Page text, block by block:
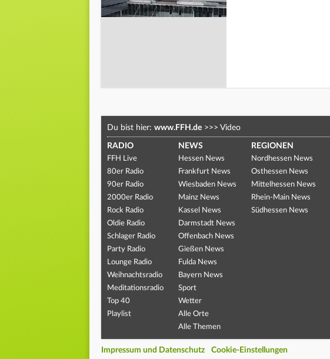
Du bist hier: www.FFH.de >>> Video
RADIO
FFH Live
80er Radio
90er Radio
2000er Radio
Rock Radio
Oldie Radio
Schlager Radio
Party Radio
Lounge Radio
Weihnachtsradio
Meditationsradio
Top 40
Playlist
NEWS
Hessen News
Frankfurt News
Wiesbaden News
Mainz News
Kassel News
Darmstadt News
Offenbach News
Gießen News
Fulda News
Bayern News
Sport
Wetter
Alle Orte
Alle Themen
REGIONEN
Nordhessen News
Osthessen News
Mittelhessen News
Rhein-Main News
Südhessen News
Impressum und Datenschutz Cookie-Einstellungen